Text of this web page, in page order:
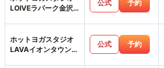
LOIVEラパーク金沢
公式 予約
ホットヨガスタジオ
LAVAイオンタウン金
公式 予約